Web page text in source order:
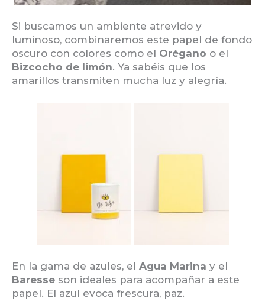
Si buscamos un ambiente atrevido y
luminoso, combinaremos este papel de fondo
oscuro con colores como el Orégano o el
Bizcocho de limón. Ya sabéis que los
amarillos transmiten mucha luz y alegría.
En la gama de azules, el Agua Marina y el
Baresse son ideales para acompañar a este
papel. El azul evoca frescura, paz.